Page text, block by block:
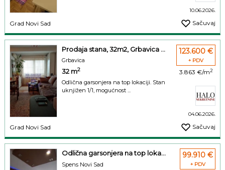
10.06.2026.
Grad Novi Sad Sačuvaj
Prodaja stana, 32m2, Grbavica ...
Grbavica
32 m2
Odlična garsonjera na top lokaciji. Stan
uknjižen 1/1, mogućnost ...
123.600 €
+ PDV
3.863 €/m2
04.06.2026.
Grad Novi Sad Sačuvaj
Odlična garsonjera na top loka...
Spens Novi Sad
99.910 €
+ PDV